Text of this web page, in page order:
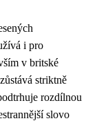
i pro
v britské
striktně
rozdílnou
slovo